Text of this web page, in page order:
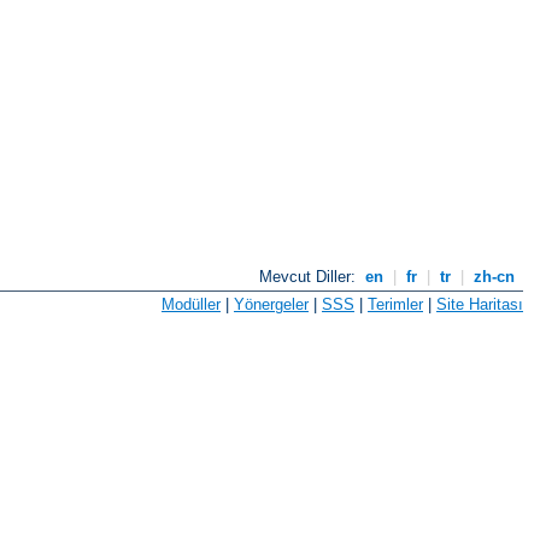
Mevcut Diller: en fr tr
zh-cn
Modüller| Yönergeler| SSS | Terimler| Site Haritası